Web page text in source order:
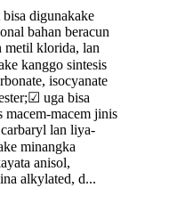
digunakake
bahan beracun
metil klorida, lan
kanggo sintesis
isocyanate
uga bisa
macem-macem jinis
lan liya-
minangka
anisol,
alkylated, d...